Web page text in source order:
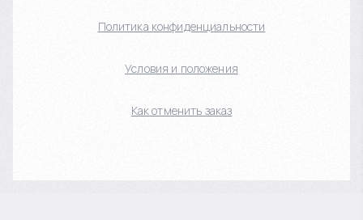
Политика конфиденциальности
Условия и положения
Как отменить заказ